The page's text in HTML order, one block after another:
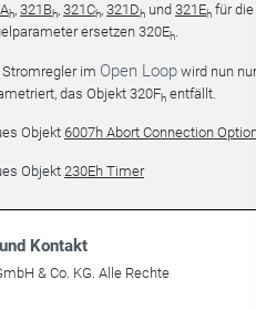
h, 321Bh, 321Ch, 321Dh und 321Eh für die
ersetzen 320Eh.
Stromregler im Open Loop wird nun
das Objekt 320Fh entfällt.
Objekt6007h Abort Connection
Objekt230Eh Timer
Kontakt
& Co. KG. Alle Rechte